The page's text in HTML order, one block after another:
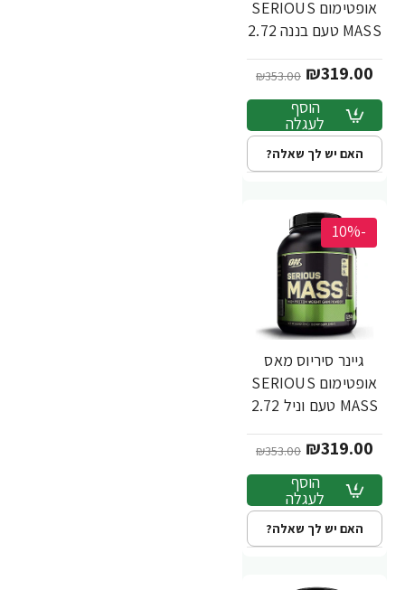
אופטימום SERIOUS
MASS טעם בננה 2.72
Optimum Nutrition
₪319.00
₪353.00
הוסף
לעגלה
האם יש לך שאלה?
-10%
גיינר סיריוס מאס
אופטימום SERIOUS
MASS טעם וניל 2.72
Optimum Nutrition
₪319.00
₪353.00
הוסף
לעגלה
האם יש לך שאלה?